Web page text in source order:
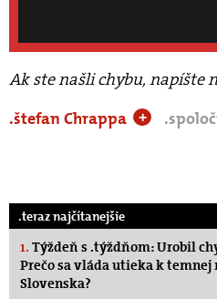
Ak ste našli chybu, napíšte
.štefan Chrappa
+
.teraz najčítanejšie
1. Týždeň s .týždňom: Urobil
Prečo sa vláda utieka k
Slovenska?